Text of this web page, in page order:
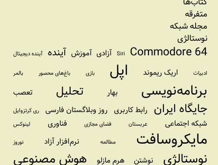
متفرقه
مجله شبکه
نوستالژی
Commodore 64
Siri آزادی آموزش آینده آینده دیجیتال
ادبیات اریک ریموند اپل بازی باغ‌های محصور بالمر
برنامه‌نویسی بهار تحلیل تعصب
جایگاه ایران رابط کاربری روز وبلاگستان فارسی ری کرتزوایل
شبکه اجتماعی عربستان فضای مجازی فناوری لینوکس
مایکروسافت مطالعه نرم‌افزار آزاد نوروز
نوستالژی نوشتن هرم مازلو هوش مصنوعی